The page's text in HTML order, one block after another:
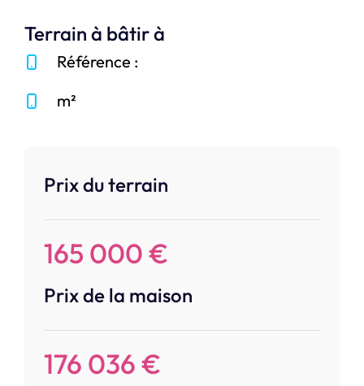
Prix du terrain
165 000 €
Prix de la maison
176 036 €
Terrain à bâtir à
Référence :
m²